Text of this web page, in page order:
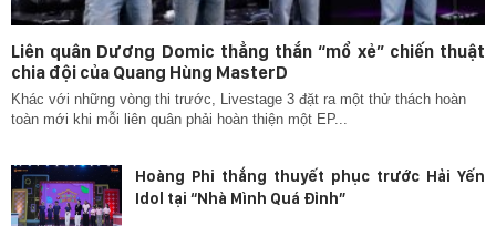
Liên quân Dương Domic thẳng thắn “mổ xẻ” chiến thuật
chia đội của Quang Hùng MasterD
Khác với những vòng thi trước, Livestage 3 đặt ra một thử thách hoàn
toàn mới khi mỗi liên quân phải hoàn thiện một EP...
Hoàng Phi thắng thuyết phục trước Hải Yến
Idol tại “Nhà Mình Quá Đỉnh”